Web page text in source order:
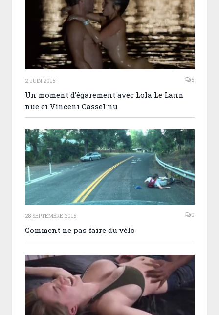
2 JUIN 2015 5
Un moment d’égarement avec Lola Le Lann
nue et Vincent Cassel nu
28 SEPTEMBRE 2015 0
Comment ne pas faire du vélo